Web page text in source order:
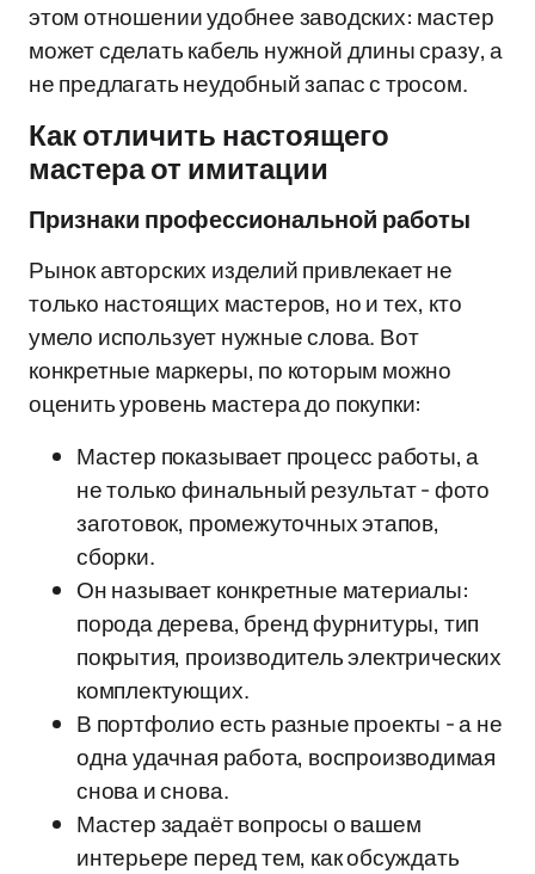
этом отношении удобнее заводских: мастер
может сделать кабель нужной длины сразу, а
не предлагать неудобный запас с тросом.
Как отличить настоящего
мастера от имитации
Признаки профессиональной работы
Рынок авторских изделий привлекает не
только настоящих мастеров, но и тех, кто
умело использует нужные слова. Вот
конкретные маркеры, по которым можно
оценить уровень мастера до покупки:
Мастер показывает процесс работы, а
не только финальный результат - фото
заготовок, промежуточных этапов,
сборки.
Он называет конкретные материалы:
порода дерева, бренд фурнитуры, тип
покрытия, производитель электрических
комплектующих.
В портфолио есть разные проекты - а не
одна удачная работа, воспроизводимая
снова и снова.
Мастер задаёт вопросы о вашем
интерьере перед тем, как обсуждать